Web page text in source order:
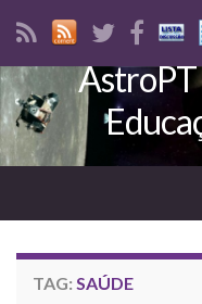
Search for:
AstroPT
TAG: SAÚDE